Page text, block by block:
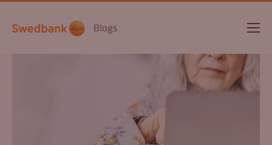
Blogs